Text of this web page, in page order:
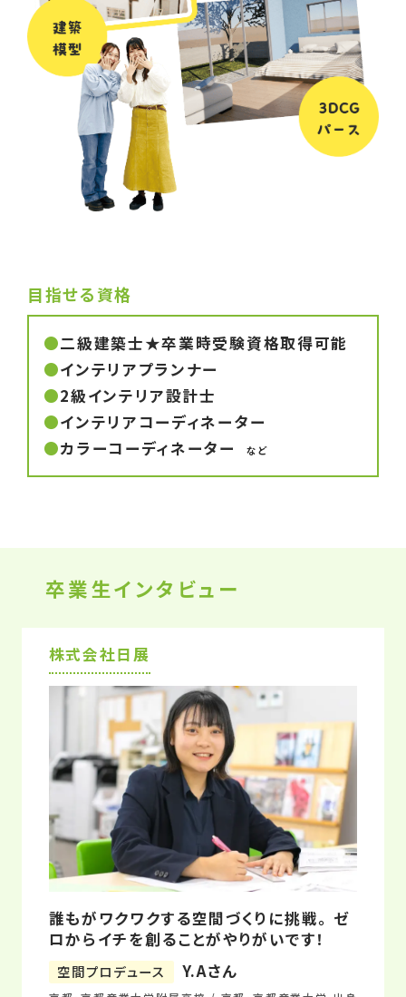
目指せる資格
二級建築士★卒業時受験資格取得可能
インテリアプランナー
2級インテリア設計士
インテリアコーディネーター
カラーコーディネーター
など
卒業生インタビュー
株式会社日展
誰もがワクワクする空間づくりに挑戦。 ゼ
ロからイチを創ることがやりがいです！
空間プロデュース Y.Aさん